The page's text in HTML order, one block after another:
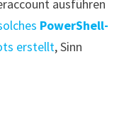
ausführen
PowerShell-
erstellt, Sinn